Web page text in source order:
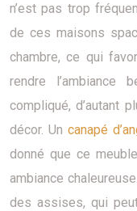
n’est pas trop
de ces maisons
chambre, ce qui
rendre l’ambiance
compliqué, d’autant
décor. Un canapé
donné que ce
ambiance
des assises, qui